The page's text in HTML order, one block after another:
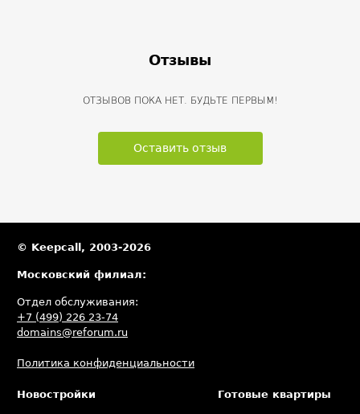
Отзывы
ОТЗЫВОВ ПОКА НЕТ. БУДЬТЕ ПЕРВЫМ!
Оставить отзыв
© Keepcall, 2003-2026
Московский филиал:
Отдел обслуживания:
+7 (499) 226 23-74
domains@reforum.ru
Политика конфиденциальности
Новостройки Готовые квартиры